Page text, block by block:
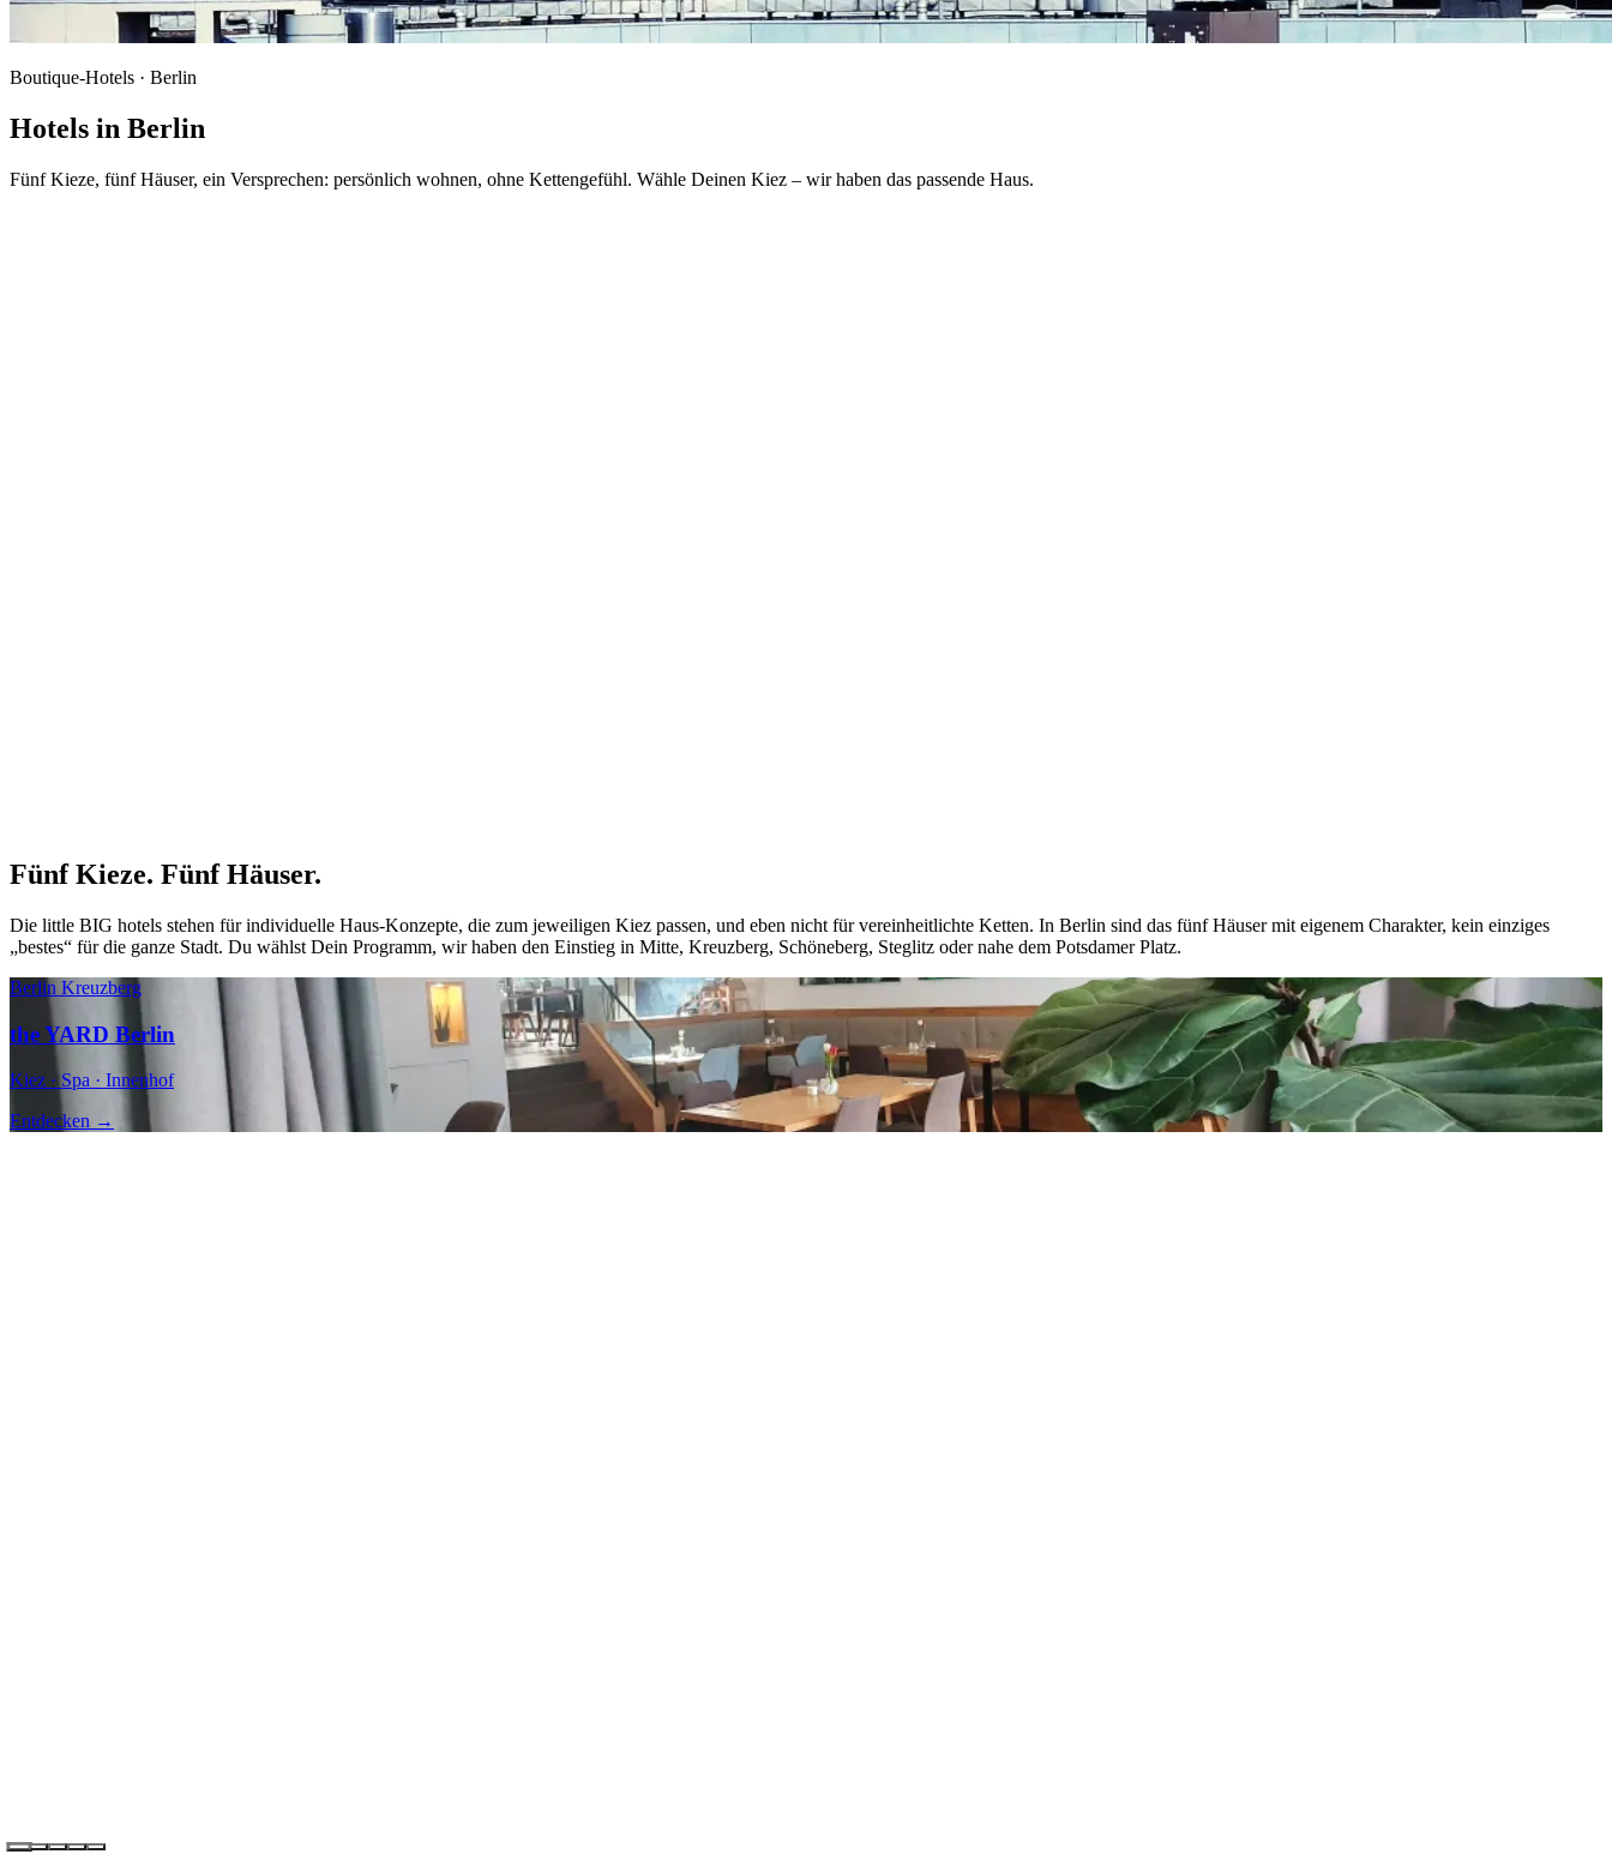
Boutique-Hotels · Berlin
Hotels in Berlin
Fünf Kieze, fünf Häuser, ein Versprechen: persönlich wohnen, ohne Kettengefühl. Wähle Deinen Kiez – wir haben das passende Haus.
Fünf Kieze. Fünf Häuser.
Die little BIG hotels stehen für individuelle Haus-Konzepte, die zum jeweiligen Kiez passen, und eben nicht für vereinheitlichte Ketten. In Berlin sind das fünf Häuser mit eigenem Charakter, kein einziges
„bestes“ für die ganze Stadt. Du wählst Dein Programm, wir haben den Einstieg in Mitte, Kreuzberg, Schöneberg, Steglitz oder nahe dem Potsdamer Platz.
Berlin Kreuzberg
the YARD Berlin
Kiez · Spa · Innenhof
Entdecken →